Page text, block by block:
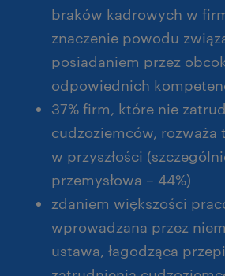
braków kadrowych w
znaczenie powodu
posiadaniem przez
odpowiednich
37% firm, które nie
cudzoziemców, rozważa
w przyszłości
przemysłowa – 44%)
zdaniem większości
wprowadzana przez
ustawa, łagodząca